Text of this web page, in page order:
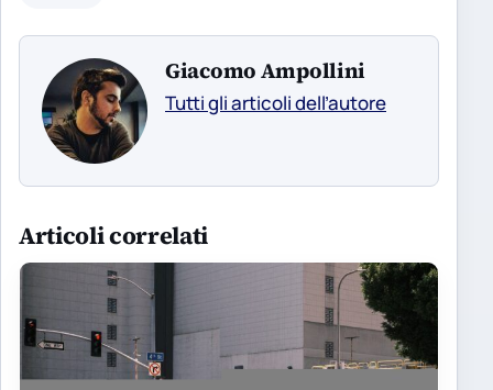
Giacomo Ampollini
Tutti gli articoli dell’autore
Articoli correlati